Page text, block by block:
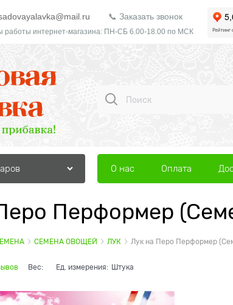
📞 Заказать звонок
работы интернет-магазина: ПН-СБ 6.00-18.00 по МСК
О нас Оплата
Перформер
СЕМЕНА ОВОЩЕЙ ЛУК Лук на Перо Перформер
Вес: Ед. измерения: Штука